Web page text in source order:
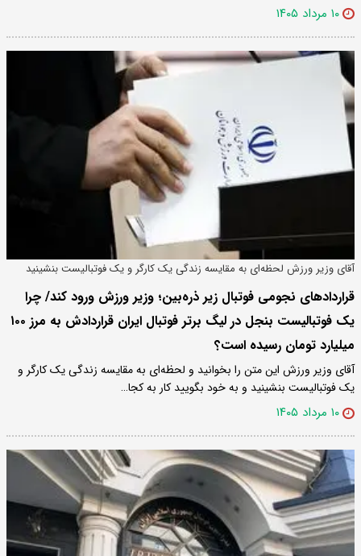
۱۰ مرداد ۱۴۰۵
آقای وزیر ورزش لحظه‌ای به مقایسه زندگی یک کارگر و یک فوتبالیست بنشینید
قراردادهای نجومی فوتبال زیر ذره‌بین؛ وزیر ورزش ورود کند/ چرا
یک فوتبالیست بنجل در لیگ برتر فوتبال ایران قراردادش به مرز ۱۰۰
میلیارد تومان رسیده است؟
آقای وزیر ورزش این متن را بخوانید و لحظه‌ای به مقایسه زندگی یک کارگر و
یک فوتبالیست بنشینید و به خود بگویید کار به کجا…
۱۰ مرداد ۱۴۰۵